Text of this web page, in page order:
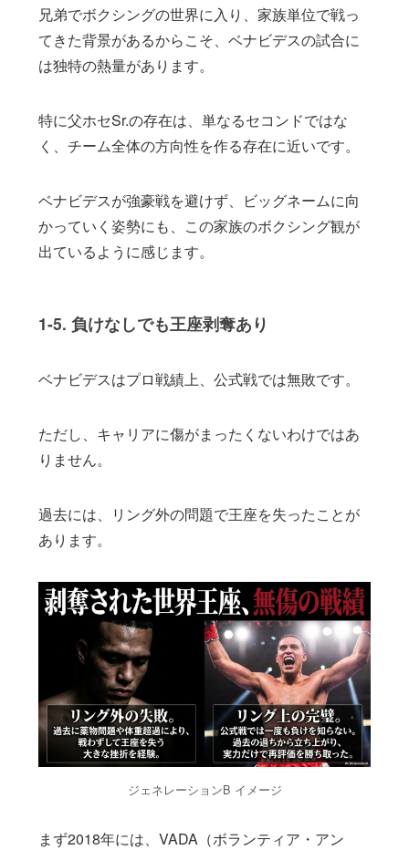
兄弟でボクシングの世界に入り、家族単位で戦っ
てきた背景があるからこそ、ベナビデスの試合に
は独特の熱量があります。
特に父ホセSr.の存在は、単なるセコンドではな
く、チーム全体の方向性を作る存在に近いです。
ベナビデスが強豪戦を避けず、ビッグネームに向
かっていく姿勢にも、この家族のボクシング観が
出ているように感じます。
1-5. 負けなしでも王座剥奪あり
ベナビデスはプロ戦績上、公式戦では無敗です。
ただし、キャリアに傷がまったくないわけではあ
りません。
過去には、リング外の問題で王座を失ったことが
あります。
ジェネレーションB イメージ
まず2018年には、VADA（ボランティア・アン